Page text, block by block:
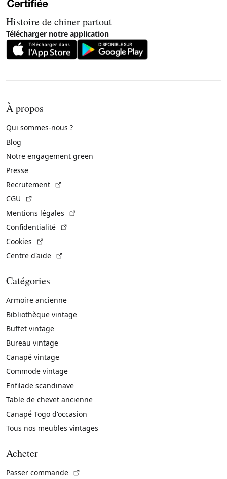
Histoire de chiner partout
Télécharger notre application
À propos
Qui sommes-nous ?
Blog
Notre engagement green
Presse
Recrutement
CGU
Mentions légales
Confidentialité
Cookies
Centre d'aide
Catégories
Armoire ancienne
Bibliothèque vintage
Buffet vintage
Bureau vintage
Canapé vintage
Commode vintage
Enfilade scandinave
Table de chevet ancienne
Canapé Togo d'occasion
Tous nos meubles vintages
Acheter
Passer commande